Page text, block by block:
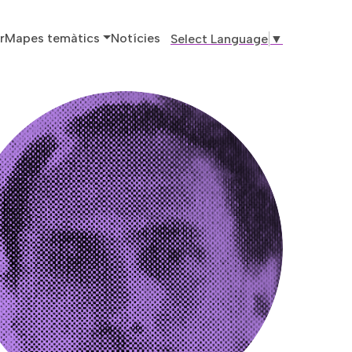
principal
Mapes temàtics Notícies Select Language ▼